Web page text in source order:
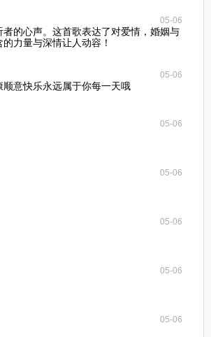
05-06
的心声。这首歌表达了对爱情，婚姻与
力量与深情让人动容！
05-06
意快乐永远属于你每一天哦
05-06
05-06
05-06
05-06
05-06